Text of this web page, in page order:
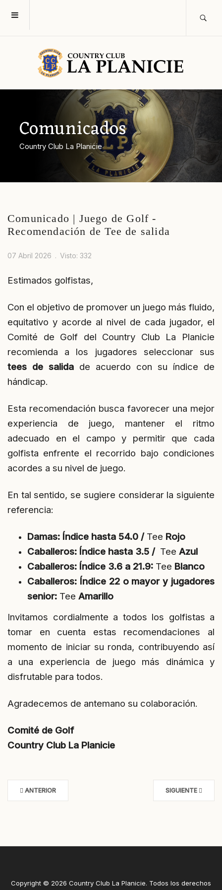
Comunicados
Country Club La Planicie
Comunicado | Juego de Golf -
Recomendación de Tee de salida
07 Abril 2026 Visto: 332
Estimados golfistas,
Con el objetivo de promover un juego más fluido,
equitativo y acorde al nivel de cada jugador, el
Comité de Golf del Country Club La Planicie
recomienda a los jugadores seleccionar sus
tees de salida de acuerdo con su índice de
hándicap.
Esta recomendación busca favorecer una mejor
experiencia de juego, mantener el ritmo
adecuado en el campo y permitir que cada
golfista enfrente el recorrido bajo condiciones
acordes a su nivel de juego.
En tal sentido, se sugiere considerar la siguiente
referencia:
Damas: Índice hasta 54.0 / Tee Rojo
Caballeros: Índice hasta 3.5 / Tee Azul
Caballeros: Índice 3.6 a 21.9: Tee Blanco
Caballeros: Índice 22 o mayor y jugadores
senior: Tee Amarillo
Invitamos cordialmente a todos los golfistas a
tomar en cuenta estas recomendaciones al
momento de iniciar su ronda, contribuyendo así
a una experiencia de juego más dinámica y
disfrutable para todos.
Agradecemos de antemano su colaboración.
Comité de Golf
Country Club La Planicie
ANTERIOR SIGUIENTE
Copyright © 2026 Country Club La Planicie. Todos los derechos